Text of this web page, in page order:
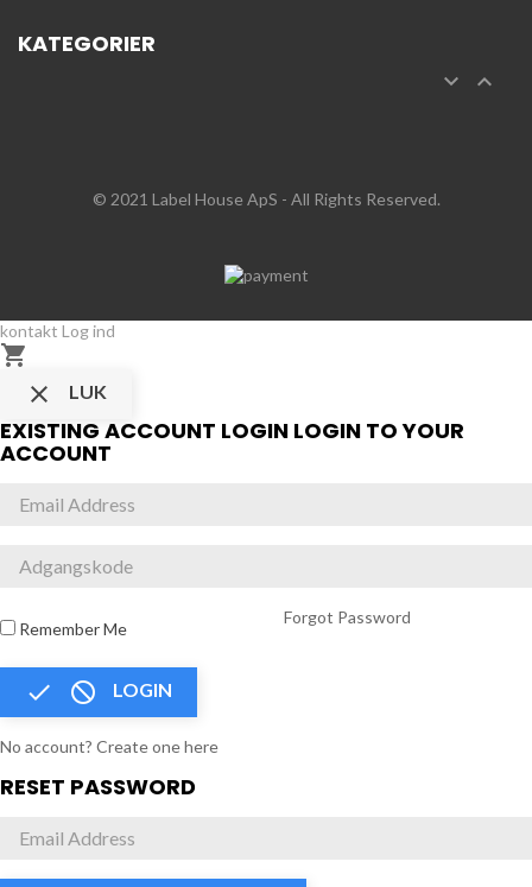
KATEGORIER
 
© 2021 Label House ApS - All Rights Reserved.
kontakt Log ind


LUK
EXISTING ACCOUNT LOGIN LOGIN TO YOUR
ACCOUNT
Remember Me
Forgot Password
  LOGIN
No account? Create one here
RESET PASSWORD